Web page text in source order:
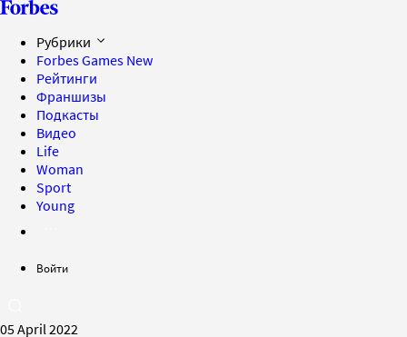
Рубрики
Forbes Games New
Рейтинги
Франшизы
Подкасты
Видео
Life
Woman
Sport
Young
Войти
05 April 2022